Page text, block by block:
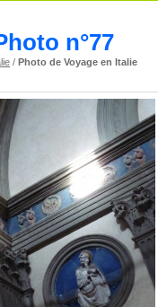
n°77
/Photo de Voyage en Italie